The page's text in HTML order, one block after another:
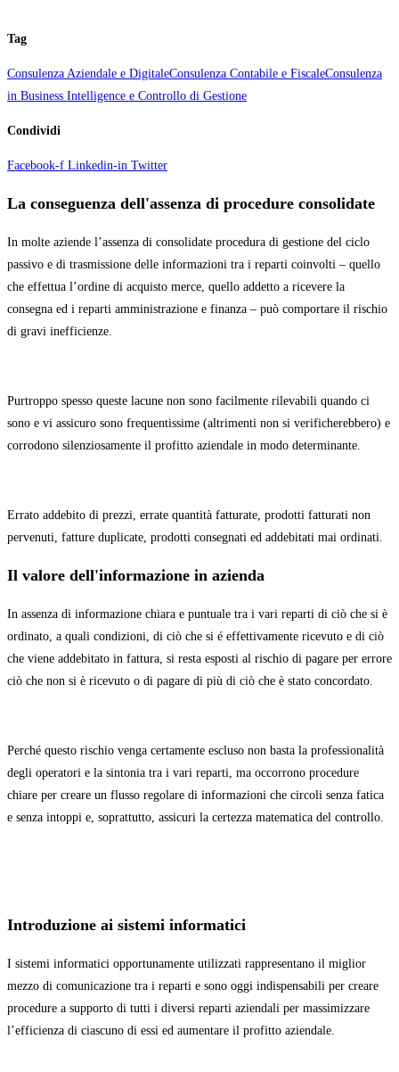
Tag
Consulenza Aziendale e DigitaleConsulenza Contabile e FiscaleConsulenza
in Business Intelligence e Controllo di Gestione
Condividi
Facebook-f Linkedin-in Twitter
La conseguenza dell'assenza di procedure consolidate
In molte aziende l’assenza di consolidate procedura di gestione del ciclo
passivo e di trasmissione delle informazioni tra i reparti coinvolti – quello
che effettua l’ordine di acquisto merce, quello addetto a ricevere la
consegna ed i reparti amministrazione e finanza – può comportare il rischio
di gravi inefficienze.
Purtroppo spesso queste lacune non sono facilmente rilevabili quando ci
sono e vi assicuro sono frequentissime (altrimenti non si verificherebbero) e
corrodono silenziosamente il profitto aziendale in modo determinante.
Errato addebito di prezzi, errate quantità fatturate, prodotti fatturati non
pervenuti, fatture duplicate, prodotti consegnati ed addebitati mai ordinati.
Il valore dell'informazione in azienda
In assenza di informazione chiara e puntuale tra i vari reparti di ciò che si è
ordinato, a quali condizioni, di ciò che si é effettivamente ricevuto e di ciò
che viene addebitato in fattura, si resta esposti al rischio di pagare per errore
ciò che non si è ricevuto o di pagare di più di ciò che è stato concordato.
Perché questo rischio venga certamente escluso non basta la professionalità
degli operatori e la sintonia tra i vari reparti, ma occorrono procedure
chiare per creare un flusso regolare di informazioni che circoli senza fatica
e senza intoppi e, soprattutto, assicuri la certezza matematica del controllo.
Introduzione ai sistemi informatici
I sistemi informatici opportunamente utilizzati rappresentano il miglior
mezzo di comunicazione tra i reparti e sono oggi indispensabili per creare
procedure a supporto di tutti i diversi reparti aziendali per massimizzare
l’efficienza di ciascuno di essi ed aumentare il profitto aziendale.